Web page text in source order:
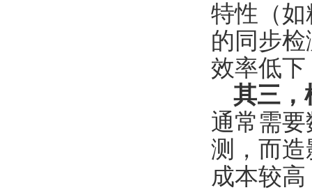
特性（
的同步
效率低
其三，
通常需
测，而
成本较